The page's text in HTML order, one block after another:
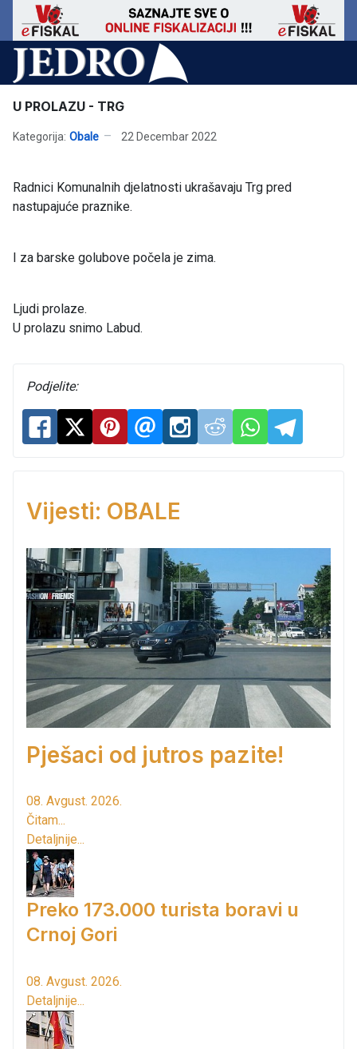
U PROLAZU - TRG
Kategorija: Obale 22 Decembar 2022
Radnici Komunalnih djelatnosti ukrašavaju Trg pred
nastupajuće praznike.
I za barske golubove počela je zima.
Ljudi prolaze.
U prolazu snimo Labud.
Podjelite:
Vijesti: OBALE
Pješaci od jutros pazite!
08. Avgust. 2026.
Čitam...
Detaljnije...
Preko 173.000 turista boravi u
Crnoj Gori
08. Avgust. 2026.
Detaljnije...